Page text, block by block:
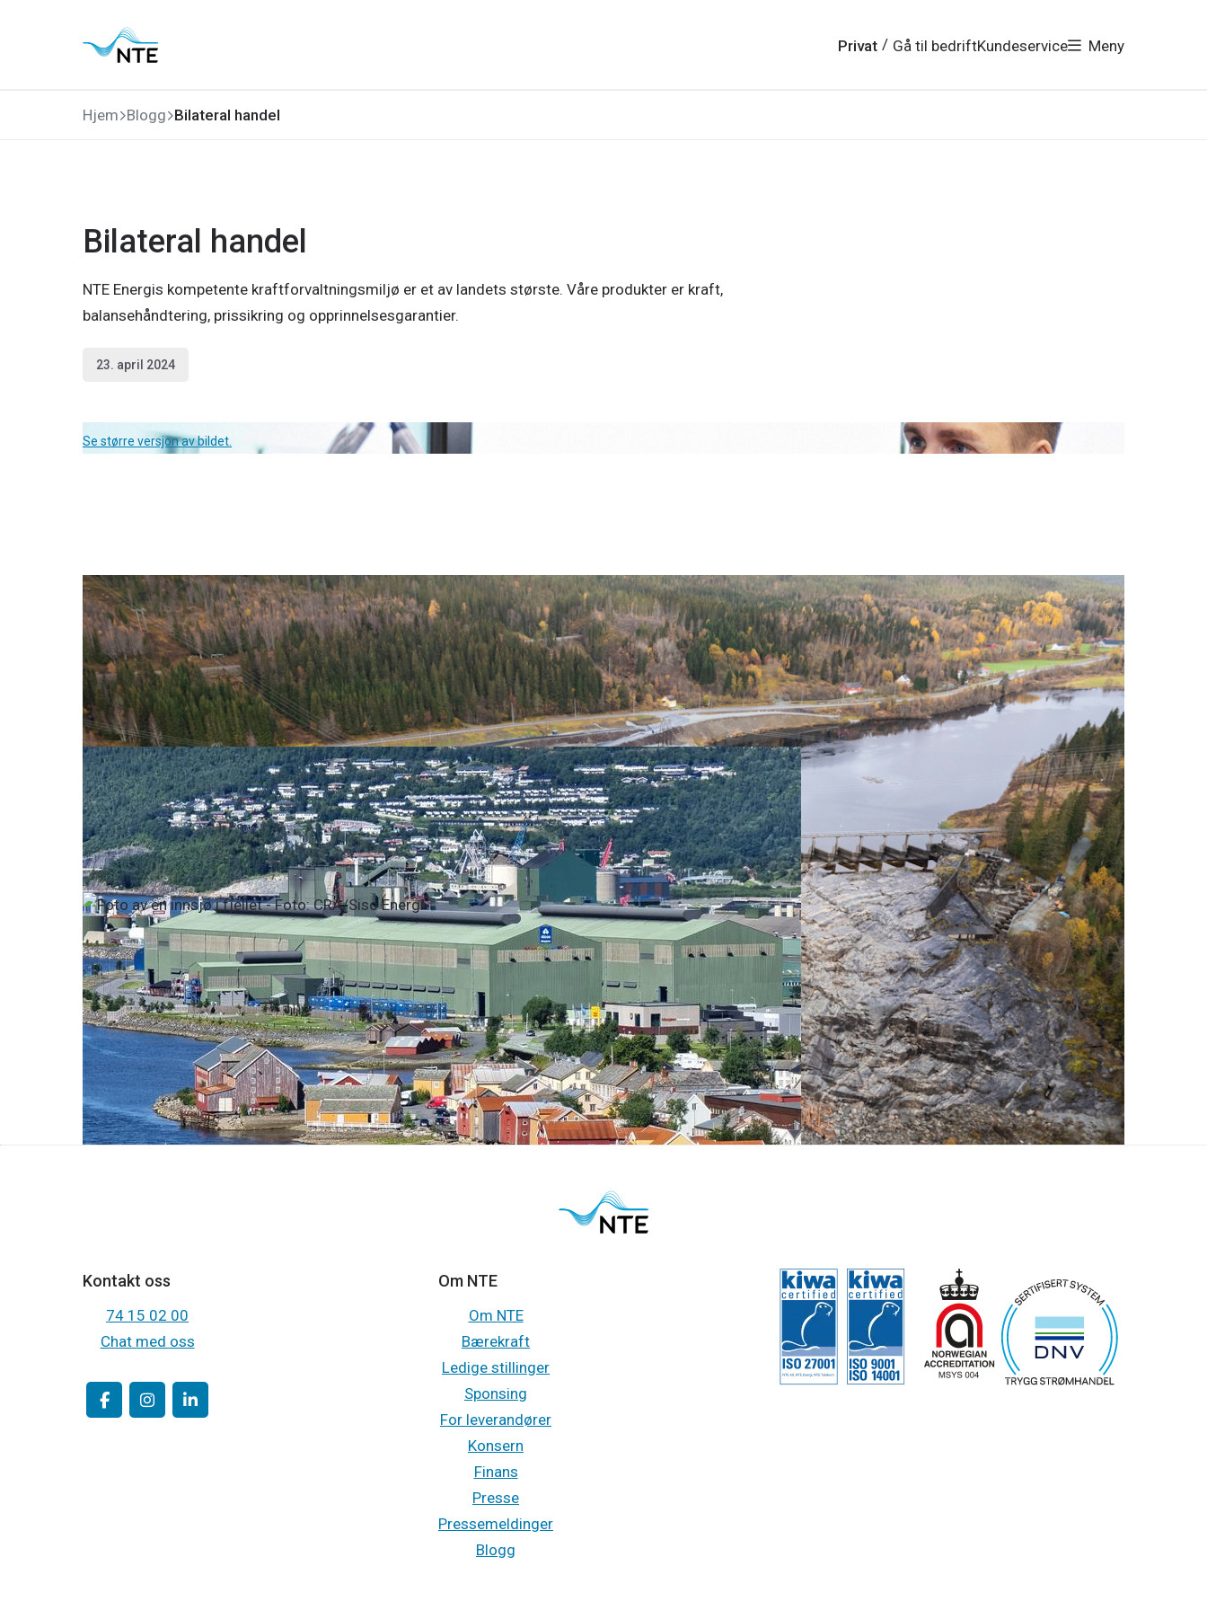
Privat / Gå til bedriftKundeservice Meny
Hjem Blogg Bilateral handel
Bilateral handel
NTE Energis kompetente kraftforvaltningsmiljø er et av landets største. Våre produkter er kraft,
balansehåndtering, prissikring og opprinnelsesgarantier.
23. april 2024
Se større versjon av bildet.
7. aug. 2025
Laksesklie skal gi flere og større laks i Namsen
Kan kraftutbygging og villaks gå hånd i hånd – eller skal vi si hånd i finne? Svaret er ja. I Nedre Fiskumfoss i Grong hjelper vi laksen med å komme seg både
opp og ned igjen.
Les mer
Pressemeldinger 3. juli 2025
Alcoa og NTE inngår kraftavtale for Mosjøen
NTE og Alcoa Norway AS har undertegnet en ny kraftkontrakt for aluminiumsverket på Mosjøen. Avtalen øker prissikringsgraden ved verket.
Les mer
Pressemeldinger 2. juli 2025
NTE styrker posisjonen i NO4 med ny kraftavtale
NTE har inngått en tiårig kraftavtale med Siso Energi. Avtalen gir tilgang til 3 TWh og styrker selskapets evne til å levere forutsigbar kraft til industrikundene
i nord.
Les mer
Kontakt oss
74 15 02 00
Chat med oss
Om NTE
Om NTE
Bærekraft
Ledige stillinger
Sponsing
For leverandører
Konsern
Finans
Presse
Pressemeldinger
Blogg